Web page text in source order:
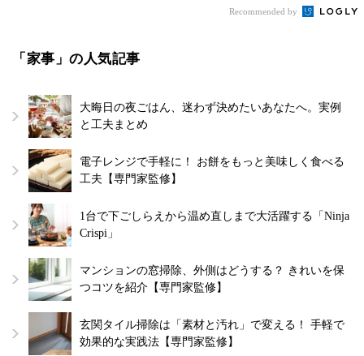
Recommended by
「家事」の人気記事
大晦日の夜ごはん、迷わず決めたいあなたへ。実例
と工夫まとめ
電子レンジで手軽に！ お餅をもっと美味しく食べる
工夫【専門家監修】
1台で下ごしらえから温め直しまで大活躍する「Ninja
Crispi」
マンションの窓掃除、外側はどうする？ きれいを保
つコツを紹介【専門家監修】
玄関タイル掃除は「素材と汚れ」で変える！ 手軽で
効果的な実践法【専門家監修】